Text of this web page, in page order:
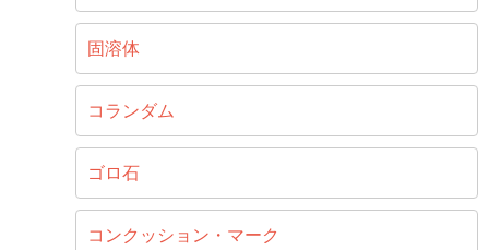
固溶体
コランダム
ゴロ石
コンクッション・マーク